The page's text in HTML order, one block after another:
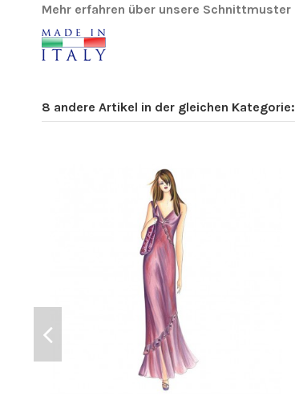
Mehr erfahren über unsere Schnittmuster
8 andere Artikel in der gleichen Kategorie: